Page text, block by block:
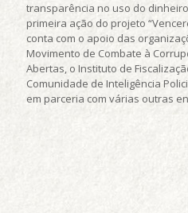
transparência no uso do
primeira ação do projeto
conta com o apoio das
Movimento de Combate à
Abertas, o Instituto de
Comunidade de Inteligência
em parceria com várias outras